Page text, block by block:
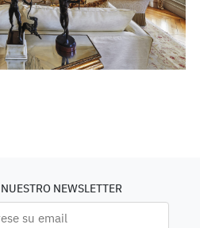
NEWSLETTER